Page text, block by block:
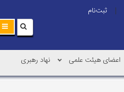
|
ثبت‌نام
اعضای هیئت علمی نهاد رهبری